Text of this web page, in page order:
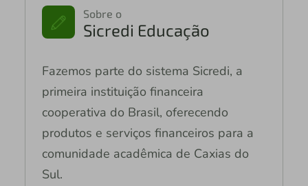
Sobre o
Sicredi Educação
Fazemos parte do sistema Sicredi, a
primeira instituição financeira
cooperativa do Brasil, oferecendo
produtos e serviços financeiros para a
comunidade acadêmica de Caxias do
Sul.